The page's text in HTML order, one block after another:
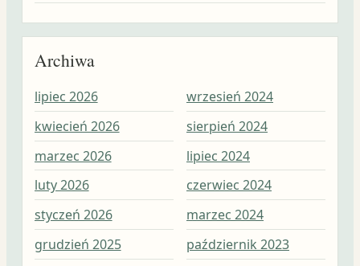
Archiwa
lipiec 2026
kwiecień 2026
marzec 2026
luty 2026
styczeń 2026
grudzień 2025
wrzesień 2024
sierpień 2024
lipiec 2024
czerwiec 2024
marzec 2024
październik 2023